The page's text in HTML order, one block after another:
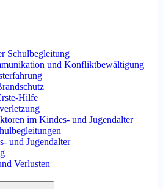
Schulbegleitung
und Konfliktbewältigung
Hilfe
im Kindes- und Jugendalter
und Jugendalter
Verlusten